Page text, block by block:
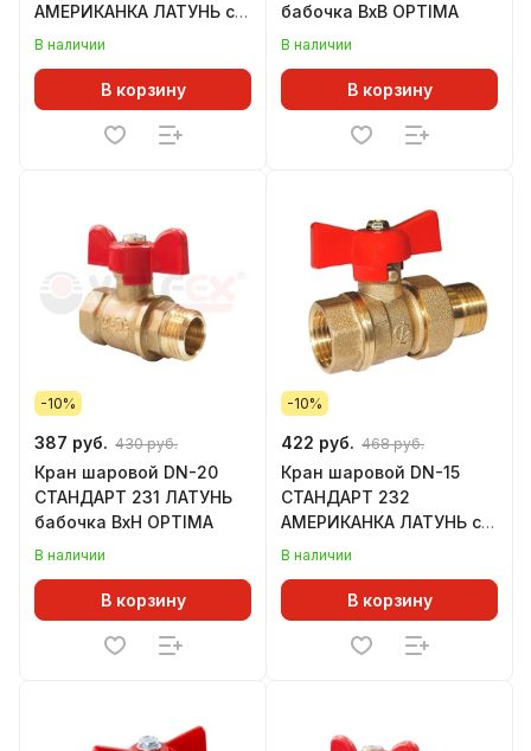
АМЕРИКАНКА ЛАТУНЬ с
накидной гайкой
В наличии
В корзину
бабочка ВхВ OPTIMA
В наличии
В корзину
-10%
387 руб. 430 руб.
Кран шаровой DN-20
СТАНДАРТ 231 ЛАТУНЬ
бабочка ВхН OPTIMA
В наличии
В корзину
-10%
422 руб. 468 руб.
Кран шаровой DN-15
СТАНДАРТ 232
АМЕРИКАНКА ЛАТУНЬ с
накидной гайкой
В наличии
В корзину